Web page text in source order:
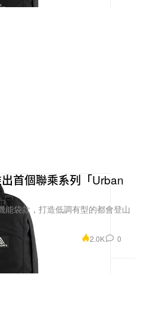
首個聯乘系列「Urban
能袋款，打造低調有型的都會登山
2.0K 0